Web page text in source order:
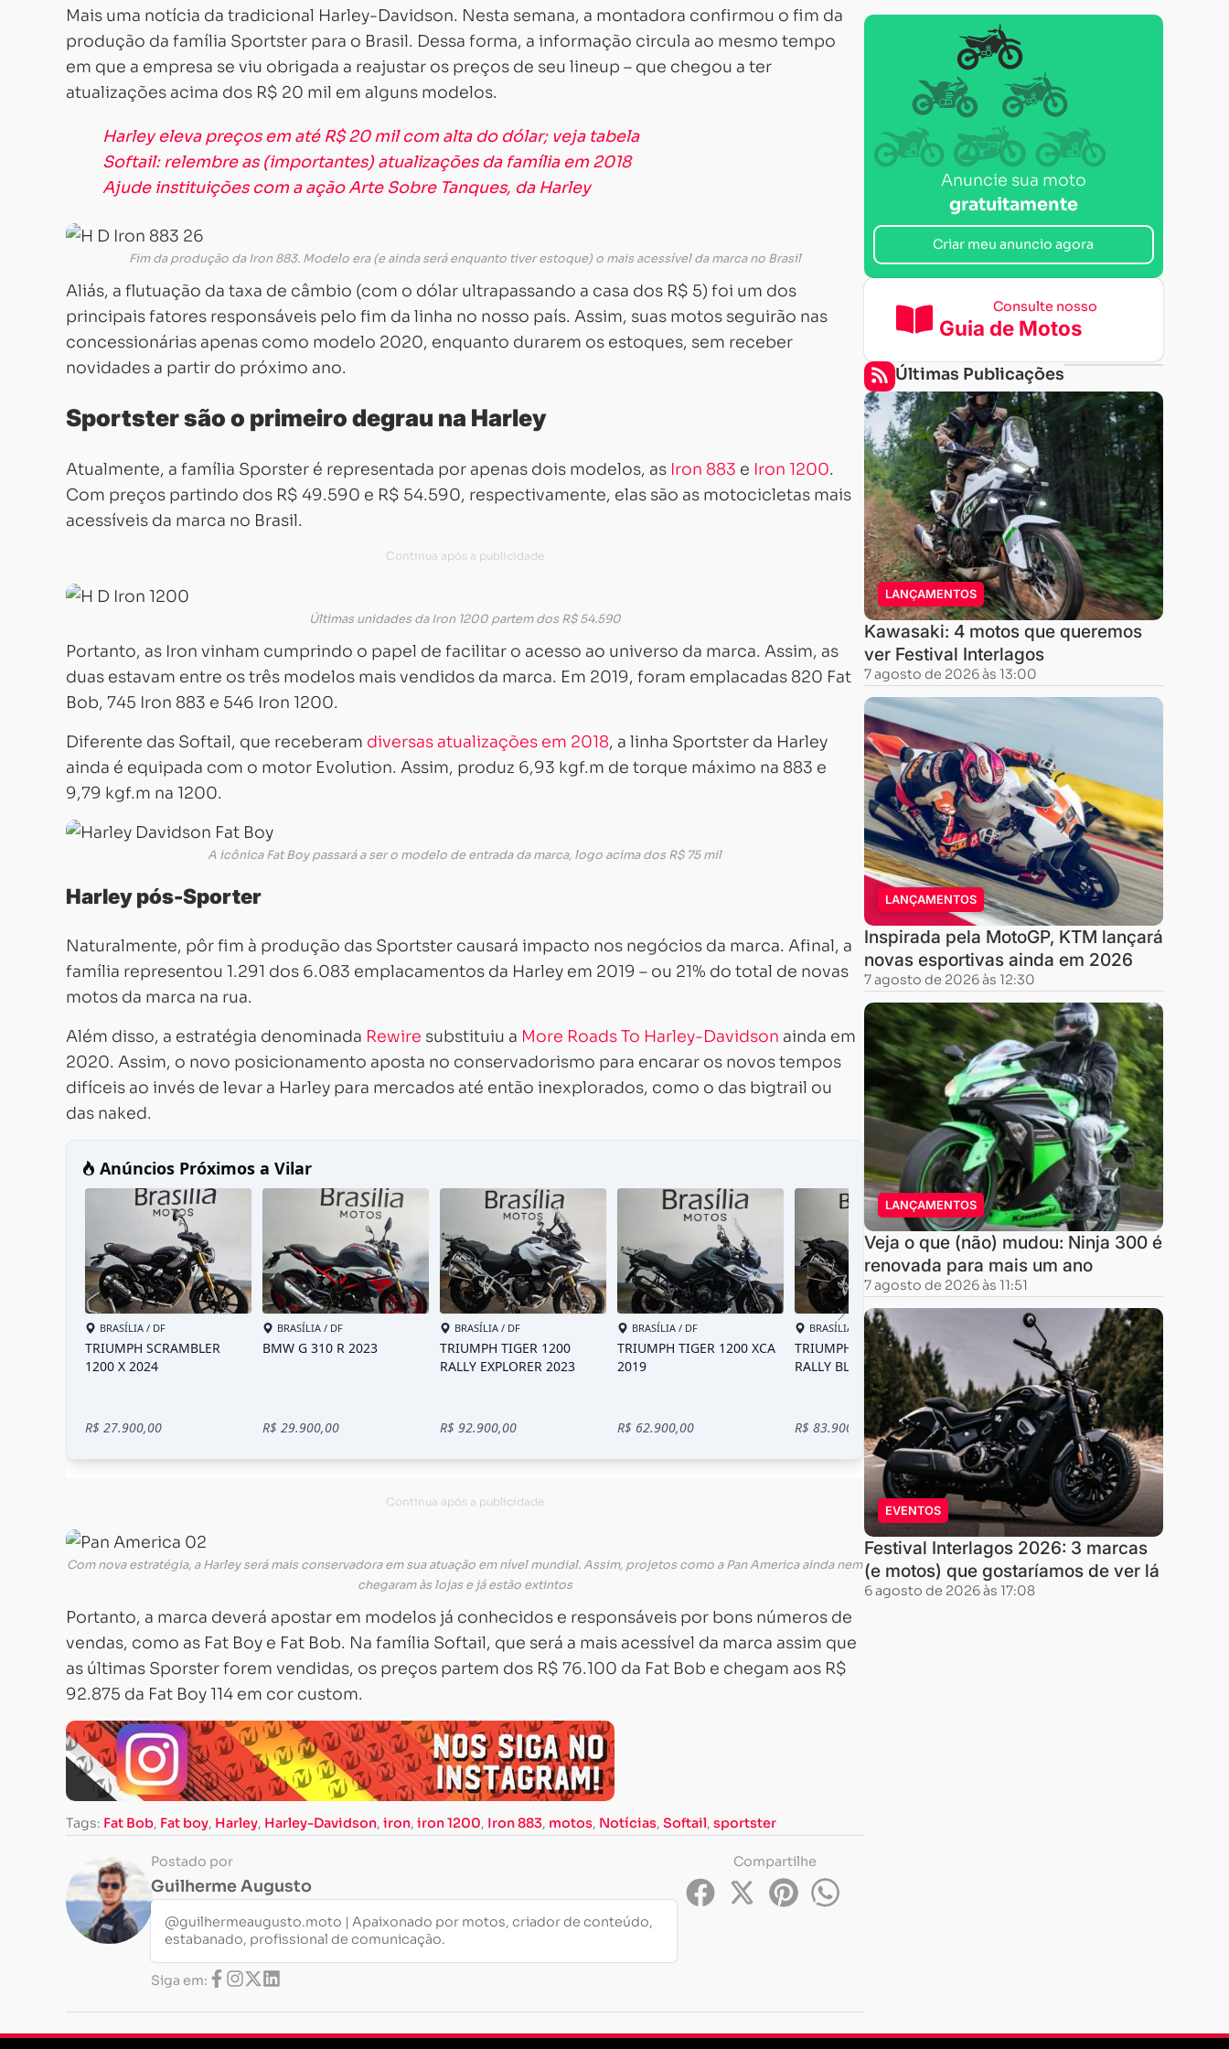
Mais uma notícia da tradicional Harley-Davidson. Nesta semana, a montadora confirmou o fim da
produção da família Sportster para o Brasil. Dessa forma, a informação circula ao mesmo tempo
em que a empresa se viu obrigada a reajustar os preços de seu lineup – que chegou a ter
atualizações acima dos R$ 20 mil em alguns modelos.
Harley eleva preços em até R$ 20 mil com alta do dólar; veja tabela
Softail: relembre as (importantes) atualizações da família em 2018
Ajude instituições com a ação Arte Sobre Tanques, da Harley
Fim da produção da Iron 883. Modelo era (e ainda será enquanto tiver estoque) o mais acessível da marca no Brasil
Aliás, a flutuação da taxa de câmbio (com o dólar ultrapassando a casa dos R$ 5) foi um dos
principais fatores responsáveis pelo fim da linha no nosso país. Assim, suas motos seguirão nas
concessionárias apenas como modelo 2020, enquanto durarem os estoques, sem receber
novidades a partir do próximo ano.
Sportster são o primeiro degrau na Harley
Atualmente, a família Sporster é representada por apenas dois modelos, as Iron 883 e Iron 1200.
Com preços partindo dos R$ 49.590 e R$ 54.590, respectivamente, elas são as motocicletas mais
acessíveis da marca no Brasil.
Últimas unidades da Iron 1200 partem dos R$ 54.590
Portanto, as Iron vinham cumprindo o papel de facilitar o acesso ao universo da marca. Assim, as
duas estavam entre os três modelos mais vendidos da marca. Em 2019, foram emplacadas 820 Fat
Bob, 745 Iron 883 e 546 Iron 1200.
Diferente das Softail, que receberam diversas atualizações em 2018, a linha Sportster da Harley
ainda é equipada com o motor Evolution. Assim, produz 6,93 kgf.m de torque máximo na 883 e
9,79 kgf.m na 1200.
A icônica Fat Boy passará a ser o modelo de entrada da marca, logo acima dos R$ 75 mil
Harley pós-Sporter
Naturalmente, pôr fim à produção das Sportster causará impacto nos negócios da marca. Afinal, a
família representou 1.291 dos 6.083 emplacamentos da Harley em 2019 – ou 21% do total de novas
motos da marca na rua.
Além disso, a estratégia denominada Rewire substituiu a More Roads To Harley-Davidson ainda em
2020. Assim, o novo posicionamento aposta no conservadorismo para encarar os novos tempos
difíceis ao invés de levar a Harley para mercados até então inexplorados, como o das bigtrail ou
das naked.
Com nova estratégia, a Harley será mais conservadora em sua atuação em nível mundial. Assim, projetos como a Pan America ainda nem
chegaram às lojas e já estão extintos
Portanto, a marca deverá apostar em modelos já conhecidos e responsáveis por bons números de
vendas, como as Fat Boy e Fat Bob. Na família Softail, que será a mais acessível da marca assim que
as últimas Sporster forem vendidas, os preços partem dos R$ 76.100 da Fat Bob e chegam aos R$
92.875 da Fat Boy 114 em cor custom.
Tags: Fat Bob, Fat boy, Harley, Harley-Davidson, iron, iron 1200, Iron 883, motos, Notícias, Softail, sportster
Postado por
Guilherme Augusto
@guilhermeaugusto.moto | Apaixonado por motos, criador de conteúdo,
estabanado, profissional de comunicação.
Siga em:
Compartilhe
Anuncie sua moto
gratuitamente
Criar meu anuncio agora
Consulte nosso
Guia de Motos
Últimas Publicações
LANÇAMENTOS
Kawasaki: 4 motos que queremos
ver Festival Interlagos
7 agosto de 2026 às 13:00
LANÇAMENTOS
Inspirada pela MotoGP, KTM lançará
novas esportivas ainda em 2026
7 agosto de 2026 às 12:30
LANÇAMENTOS
Veja o que (não) mudou: Ninja 300 é
renovada para mais um ano
7 agosto de 2026 às 11:51
EVENTOS
Festival Interlagos 2026: 3 marcas
(e motos) que gostaríamos de ver lá
6 agosto de 2026 às 17:08